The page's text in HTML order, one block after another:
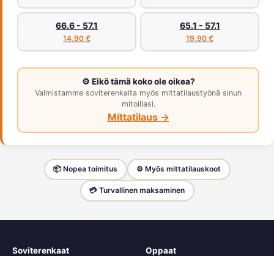
66.6 - 57.1
14,90 €
65.1 - 57.1
19,90 €
⚙️ Eikö tämä koko ole oikea?
Valmistamme soviterenkaita myös mittatilaustyönä sinun
mitoillasi.
Mittatilaus →
📦 Nopea toimitus ⚙️ Myös mittatilauskoot
💳 Turvallinen maksaminen
Soviterenkaat Oppaat